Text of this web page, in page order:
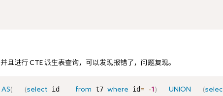
并且进行 CTE 派生表查询，可以发现报错了，问题复现。
AS( (select id from t7 where id = -1 ) UNION (